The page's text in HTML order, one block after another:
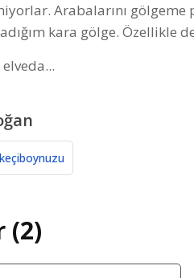
Arabalarını
kara gölge. Özellikle
(2)